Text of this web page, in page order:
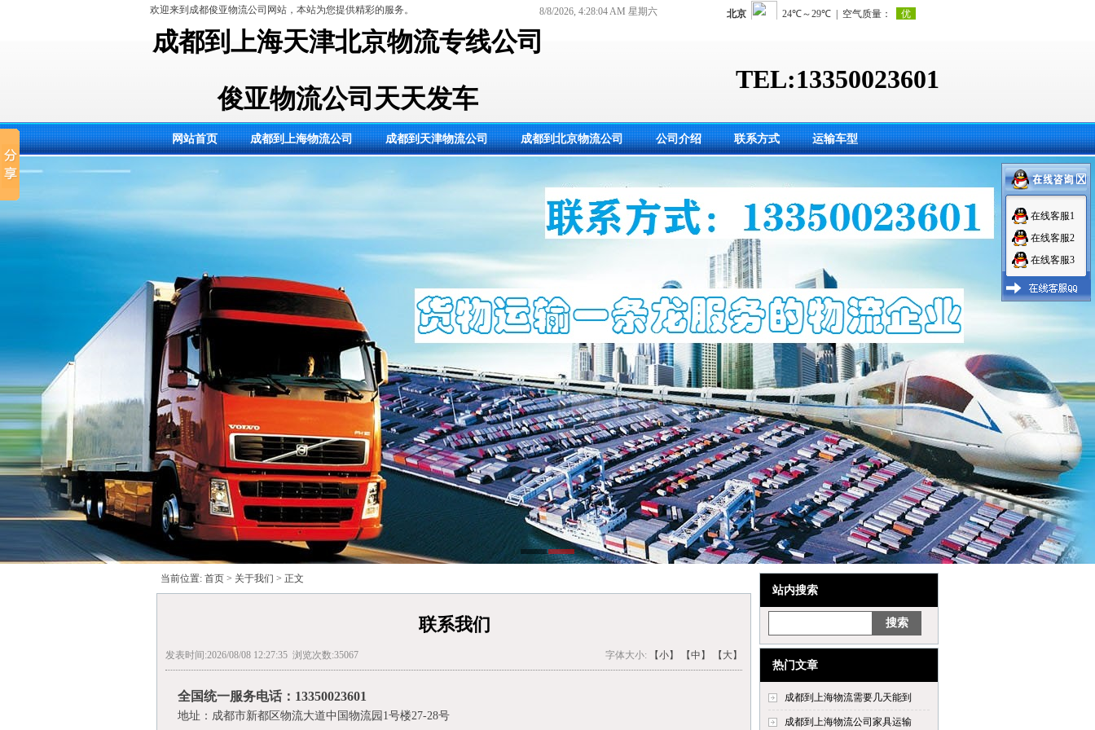
成都到上海天津北京物流专线公司
俊亚物流公司 天天发车
网站首页 成都到上海物流公司 成都到天津物流公司 成都到北京物流公司 公司介绍 联系方式 运输车型
8/8/2026, 4:28:04 AM 星期六
TEL:13350023601
欢迎来到成都俊亚物流公司网站，本站为您提供精彩的服务。
站内搜索
热门文章
成都到上海物流需要几天能到
成都到上海物流公司家具运输
当前位置: 首页 > 关于我们 > 正文
联系我们
发表时间:2026/08/08 12:27:35 浏览次数:35067 字体大小: 【小】 【中】 【大】
全国统一服务电话：13350023601
地址：成都市新都区物流大道中国物流园1号楼27-28号
在线客服1
在线客服2
在线客服3